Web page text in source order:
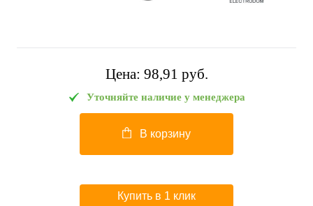
Цена: 98,91 pуб.
Уточняйте наличие у менеджера
В корзину
Купить в 1 клик